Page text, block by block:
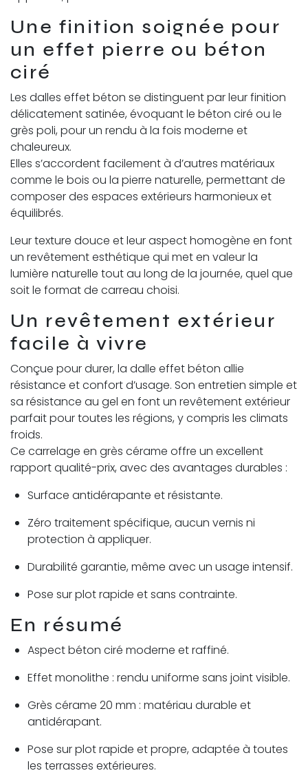
Une finition soignée pour
un effet pierre ou béton
ciré
Les dalles effet béton se distinguent par leur finition
délicatement satinée, évoquant le béton ciré ou le
grès poli, pour un rendu à la fois moderne et
chaleureux.
Elles s’accordent facilement à d’autres matériaux
comme le bois ou la pierre naturelle, permettant de
composer des espaces extérieurs harmonieux et
équilibrés.
Leur texture douce et leur aspect homogène en font
un revêtement esthétique qui met en valeur la
lumière naturelle tout au long de la journée, quel que
soit le format de carreau choisi.
Un revêtement extérieur
facile à vivre
Conçue pour durer, la dalle effet béton allie
résistance et confort d’usage. Son entretien simple et
sa résistance au gel en font un revêtement extérieur
parfait pour toutes les régions, y compris les climats
froids.
Ce carrelage en grès cérame offre un excellent
rapport qualité-prix, avec des avantages durables :
Surface antidérapante et résistante.
Zéro traitement spécifique, aucun vernis ni
protection à appliquer.
Durabilité garantie, même avec un usage intensif.
Pose sur plot rapide et sans contrainte.
En résumé
Aspect béton ciré moderne et raffiné.
Effet monolithe : rendu uniforme sans joint visible.
Grès cérame 20 mm : matériau durable et
antidérapant.
Pose sur plot rapide et propre, adaptée à toutes
les terrasses extérieures.